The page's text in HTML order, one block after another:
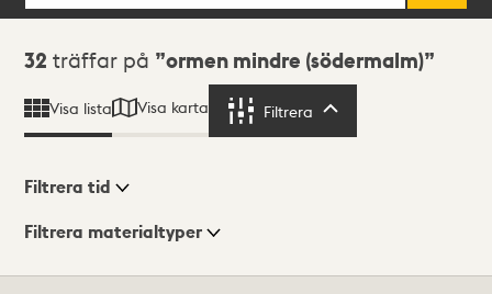
Sökresultat
32 träffar på ormen mindre (södermalm)
Visa lista Visa karta Filtrera
Visningsläge
Filtrera tid
Filtrera materialtyper